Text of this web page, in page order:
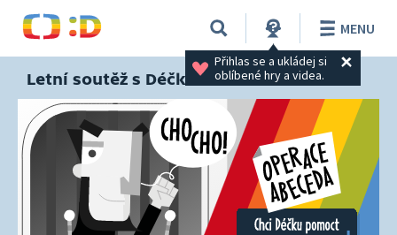
Přihlas se a ukládej si
oblíbené hry a videa.
MENU
Letní soutěž s Déčkem